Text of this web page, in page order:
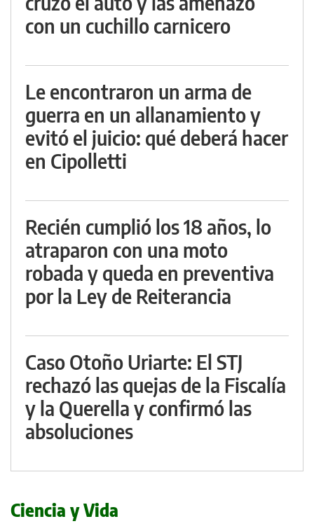
con un cuchillo carnicero
Le encontraron un arma de
guerra en un allanamiento y
evitó el juicio: qué deberá hacer
en Cipolletti
Recién cumplió los 18 años, lo
atraparon con una moto
robada y queda en preventiva
por la Ley de Reiterancia
Caso Otoño Uriarte: El STJ
rechazó las quejas de la Fiscalía
y la Querella y confirmó las
absoluciones
Ciencia y Vida